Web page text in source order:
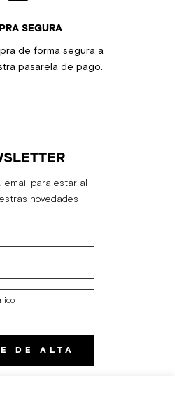
SEGURA
de forma segura a
pasarela de pago.
email para estar al
novedades
DE ALTA